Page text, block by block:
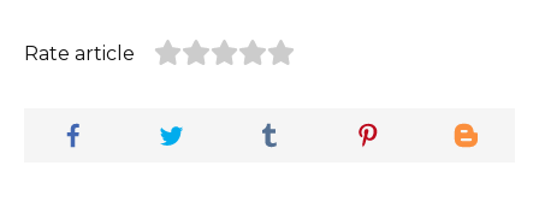
Rate article